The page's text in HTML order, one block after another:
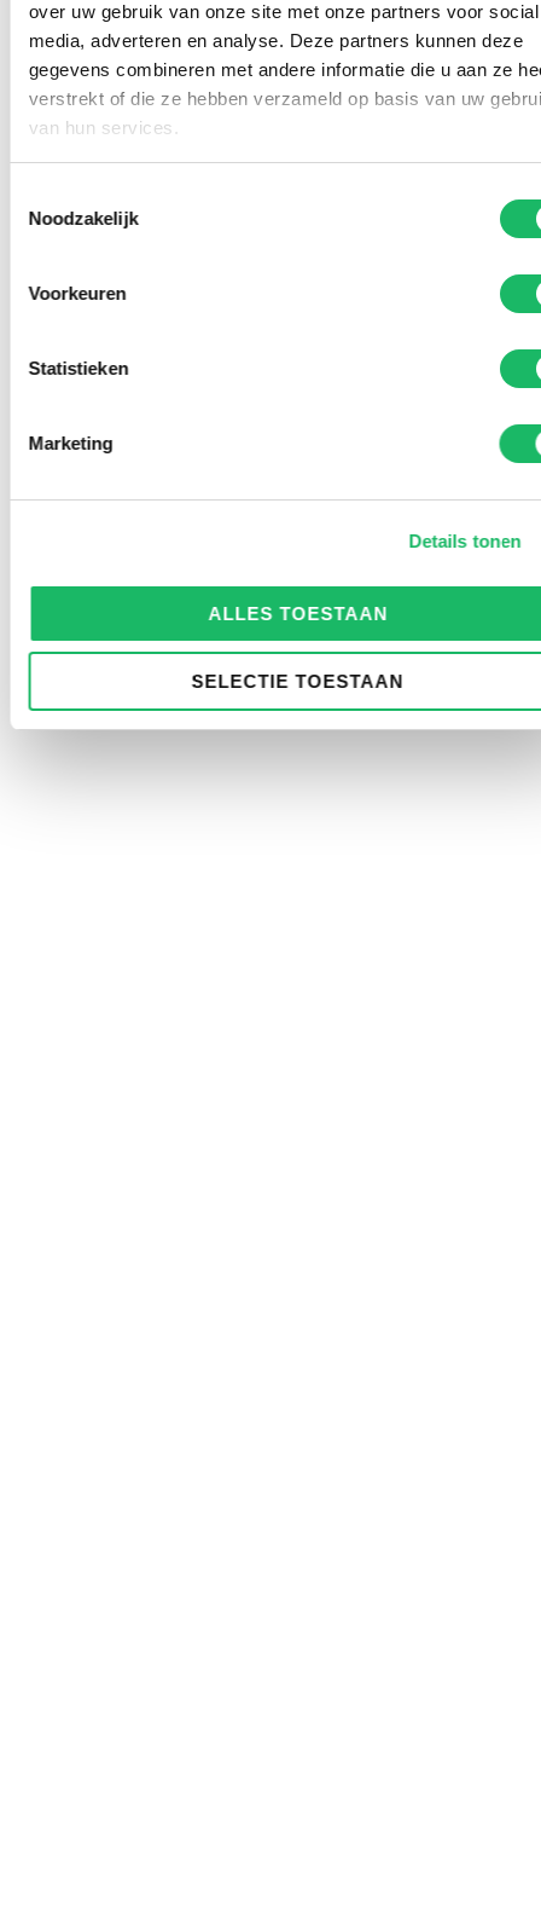
over uw gebruik van onze site met onze partners voor social
media, adverteren en analyse. Deze partners kunnen deze
gegevens combineren met andere informatie die u aan ze
verstrekt of die ze hebben verzameld op basis van uw
van hun services.
Noodzakelijk
Voorkeuren
Statistieken
Marketing
Details tonen
ALLES TOESTAAN
SELECTIE TOESTAAN